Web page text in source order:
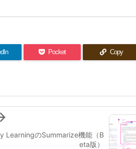
Pocket Copy
LearningのSummarize機能（B
eta版）